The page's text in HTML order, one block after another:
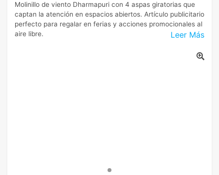
Leer Más
Molinillo de viento Dharmapuri con 4 aspas giratorias que
captan la atención en espacios abiertos. Artículo publicitario
perfecto para regalar en ferias y acciones promocionales al
aire libre.